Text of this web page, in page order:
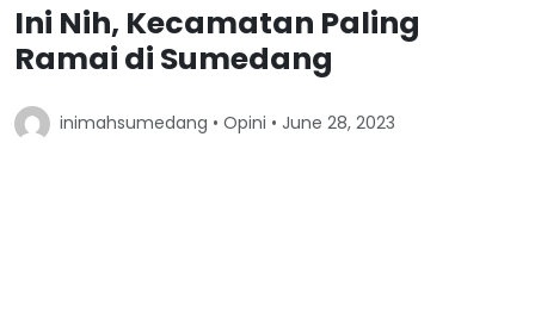
Ini Nih, Kecamatan Paling
Ramai di Sumedang
inimahsumedang • Opini • June 28, 2023